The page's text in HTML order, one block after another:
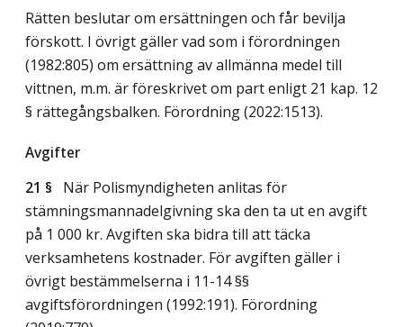
Rätten beslutar om ersättningen och får bevilja
förskott. I övrigt gäller vad som i förordningen
(1982:805) om ersättning av allmänna medel till
vittnen, m.m. är föreskrivet om part enligt 21 kap. 12
§ rättegångsbalken. Förordning (2022:1513).
Avgifter
21 § När Polismyndigheten anlitas för
stämningsmannadelgivning ska den ta ut en avgift
på 1 000 kr. Avgiften ska bidra till att täcka
verksamhetens kostnader. För avgiften gäller i
övrigt bestämmelserna i 11-14 §§
avgiftsförordningen (1992:191). Förordning